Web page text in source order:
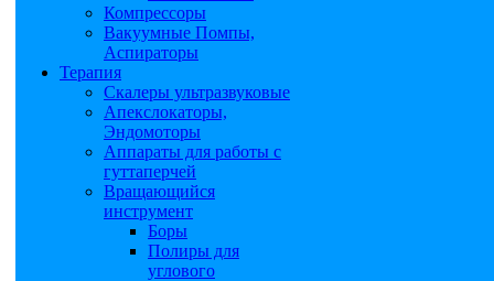
Компрессоры
Вакуумные Помпы,
Аспираторы
Терапия
Скалеры ультразвуковые
Апекслокаторы,
Эндомоторы
Аппараты для работы с
гуттаперчей
Вращающийся
инструмент
Боры
Полиры для
углового